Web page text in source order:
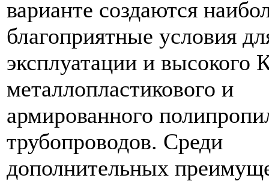
варианте создаются
благоприятные условия
эксплуатации и высокого
металлопластикового и
армированного
трубопроводов. Среди
дополнительных